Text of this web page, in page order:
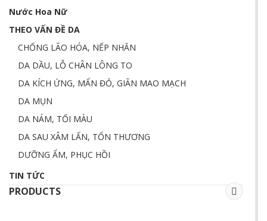
Nước Hoa Nữ
THEO VẤN ĐỀ DA
CHỐNG LÃO HÓA, NẾP NHĂN
DA DẦU, LỖ CHÂN LÔNG TO
DA KÍCH ỨNG, MẨN ĐỎ, GIÃN MAO MẠCH
DA MỤN
DA NÁM, TỐI MÀU
DA SAU XÂM LẤN, TỔN THƯƠNG
DƯỠNG ẨM, PHỤC HỒI
TIN TỨC
PRODUCTS